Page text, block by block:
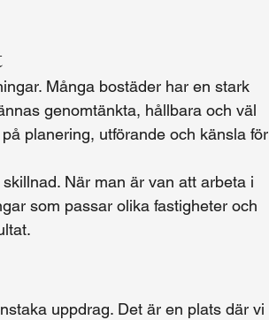
Många bostäder har en stark
genomtänkta, hållbara och väl
planering, utförande och känsla för
När man är van att arbeta i
som passar olika fastigheter och
uppdrag. Det är en plats där vi